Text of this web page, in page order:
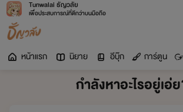
Tunwalai ธัญวลัย
เพื่อประสบการณ์ที่ดีกว่าบนมือถือ
หน้าแรก นิยาย อีบุ๊ก การ์ตูน
กำลังหาอะไรอยู่เอ่